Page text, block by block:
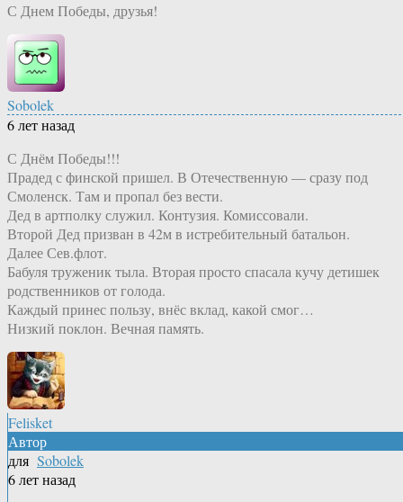
С Днем Победы, друзья!
Sobolek
6 лет назад
С Днём Победы!!!
Прадед с финской пришел. В Отечественную — сразу под
Смоленск. Там и пропал без вести.
Дед в артполку служил. Контузия. Комиссовали.
Второй Дед призван в 42м в истребительный батальон.
Далее Сев.флот.
Бабуля труженик тыла. Вторая просто спасала кучу детишек
родственников от голода.
Каждый принес пользу, внёс вклад, какой смог…
Низкий поклон. Вечная память.
Felisket
Автор
для Sobolek
6 лет назад